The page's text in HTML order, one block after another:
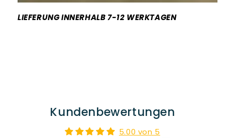
LIEFERUNG INNERHALB 7-12 WERKTAGEN
Kundenbewertungen
5.00 von 5